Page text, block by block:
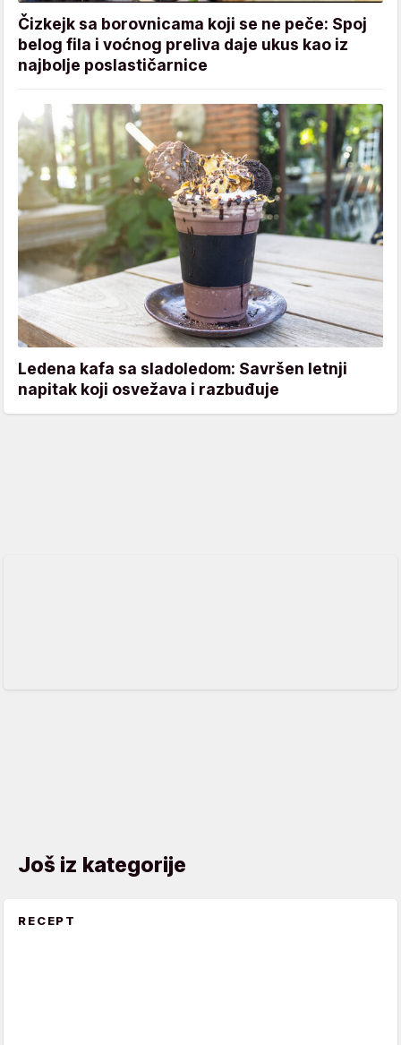
Čizkejk sa borovnicama koji se ne peče: Spoj
belog fila i voćnog preliva daje ukus kao iz
najbolje poslastičarnice
Ledena kafa sa sladoledom: Savršen letnji
napitak koji osvežava i razbuđuje
Još iz kategorije
RECEPT